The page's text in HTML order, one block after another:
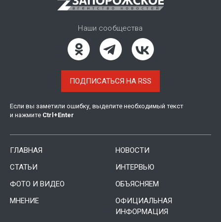
Наши сообщества
ПОДПИСАТЬСЯ НА RSS
Если вы заметили ошибку, выделите необходимый текст
и нажмите Ctrl +Enter
ГЛАВНАЯ
НОВОСТИ
СТАТЬИ
ИНТЕРВЬЮ
ФОТО И ВИДЕО
ОБЪЯСНЯЕМ
МНЕНИЕ
ОФИЦИАЛЬНАЯ
ИНФОРМАЦИЯ